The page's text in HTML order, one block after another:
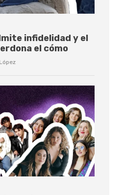
infidelidad y el
el cómo